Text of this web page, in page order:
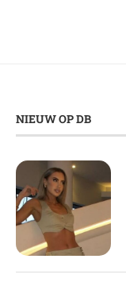
NIEUW OP DB